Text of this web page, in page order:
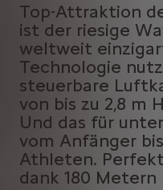
Top-Attraktion
ist der riesige
weltweit
Technologie
steuerbare
von bis zu 2,8 m
Und das für
vom Anfänger
Athleten.
dank 180